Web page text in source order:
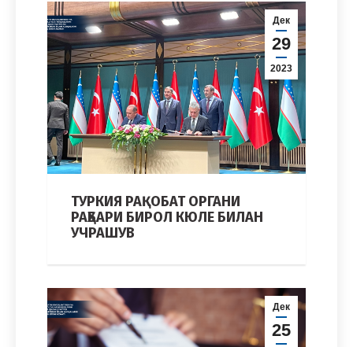
Дек
29
2023
ТУРКИЯ РАҚОБАТ ОРГАНИ
РАҲБАРИ БИРОЛ КЮЛЕ БИЛАН
УЧРАШУВ
Дек
25